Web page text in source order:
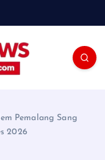
Pemalang Sang
2026